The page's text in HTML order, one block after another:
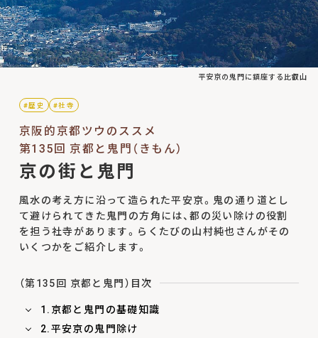
平安京の鬼門に鎮座する比叡山
#歴史 #社寺
京阪的京都ツウのススメ
第135回 京都と鬼門（きもん）
京の街と鬼門
風水の考え方に沿って造られた平安京。鬼の通り道とし
て避けられてきた鬼門の方角には、都の災い除けの役割
を担う社寺があります。らくたびの山村純也さんがその
いくつかをご紹介します。
（第135回 京都と鬼門）目次
1.京都と鬼門の基礎知識
2.平安京の鬼門除け